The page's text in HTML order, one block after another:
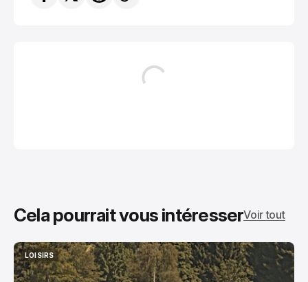
Cela pourrait vous intéresserVoir tout
LOISIRS
LOISIRS